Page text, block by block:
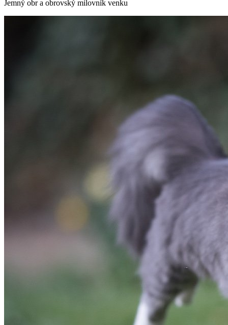
Jemný obr a obrovský milovník venku